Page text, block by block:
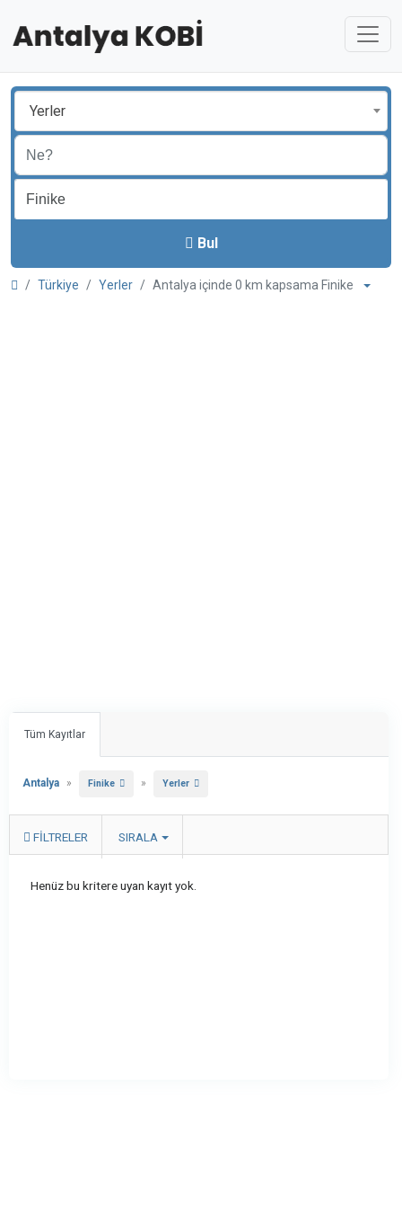
Yerler
Bul
Türkiye Yerler Antalya içinde 0 km kapsama Finike
Tüm Kayıtlar
Antalya » Finike » Yerler
FILTRELER SIRALA
Henüz bu kritere uyan kayıt yok.